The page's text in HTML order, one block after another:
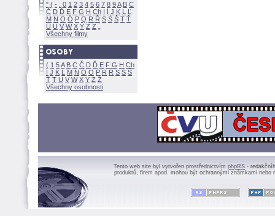
" ( - 0 1 2 3 4 5 6 7 8 9A B C
Č D Ď E F G H Ch I Í J K L
Ľ
M N O Ó P Q R Ř S Ś T Ť
U Ú V W X Y Z
Všechny filmy
( 1 5A B C Č D Ď E F G H Ch
I J K L M N Ó O P R Ř S Ś
Ť T U V W X Y Z
Všechny osobnosti
Tento web site byl vytvořen prostřednictvím phpRS -
produktů, firem apod. mohou být ochrannými známkami